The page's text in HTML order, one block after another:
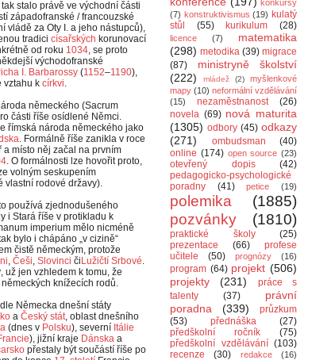
stalo právě ve východní části
západofranské / francouzské
vládě za Oty I. a jeho nástupců),
tradici císařských korunovací
od roku 1034, se proto
východofranské
I. Barbarossy (1152–1190),
vztahu k církvi.
německého (Sacrum
části říše osídlené Němci.
římská národa německého jako
. Formálně říše zanikla v roce
a místo něj začal na prvním
. O formálnosti lze hovořit proto,
volným seskupením
vlastní rodové državy).
používá zjednodušeného
i Stará říše v protikladu k
imperium mělo nicméně
bylo i chápáno „v cizině“
čistě německým, protože
, Češi, Slovinci či Lužičtí Srbové.
už jen vzhledem k tomu, že
knížecích rodů.
Německa dnešní státy
a Český stát, oblast dnešního
(dnes v Polsku), severní Itálie
), jižní kraje Dánska a
přestaly být součástí říše po
konkursy
(7) konstruktivismus (19) kulatý
stůl
(55) kurikulum (28)
licence (7)
matematika
(298) metodika (39) migrace
(87)
ministryně školství
(222)
mládež (2)
myšlenkové
mapy (10) neformální vzdělávání
(15)
nezaměstnanost
(26)
novela (69) nová maturita
(1305) odbory (45) odkazy
(271)
ombudsman
(40)
online (174) open source (23)
otevřený dopis
(42)
pedagogicko-psychologické
poradny
(41) petice (19)
polemika
(1885)
pozvánky
(1810)
praktické školy
(25)
prezentace
(66)
profese
učitele
(50) prognózy (16)
program (64) projekt (506)
projekty
(231)
práce s
talenty
(37)
právní
poradna
(339)
průzkum
(53)
přednáška
(27)
předškolní ročník
(75)
předškolní vzdělávání (103)
recenze
(30) redakce (16)